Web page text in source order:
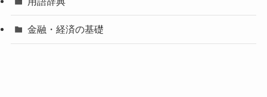
金融・経済の基礎